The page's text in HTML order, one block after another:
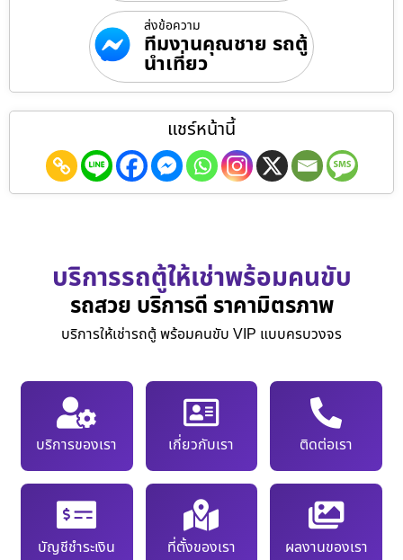
ส่งข้อความ
ทีมงานคุณชาย รถตู้
นำเที่ยว
แชร์หน้านี้
บริการรถตู้ให้เช่าพร้อมคนขับ
รถสวย บริการดี ราคามิตรภาพ
บริการให้เช่ารถตู้ พร้อมคนขับ VIP แบบครบวงจร
บริการของเรา เกี่ยวกับเรา ติดต่อเรา
บัญชีชำระเงิน ที่ตั้งของเรา ผลงานของเรา